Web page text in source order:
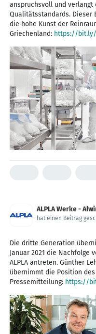
anspruchsvoll und verlangt
Qualitätsstandards. Dieser
die hohe Kunst der
Griechenland: https://bit.ly/
ALPLA Werke -
hat einen Beitrag
Die dritte Generation
Januar 2021 die Nachfolge
ALPLA antreten. Günther
übernimmt die Position
Pressemitteilung: https://